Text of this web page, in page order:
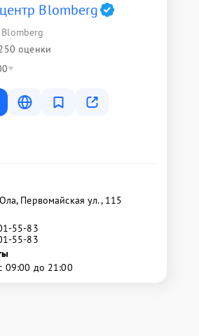
Blomberg
оценки
Первомайская ул., 115
55-83
55-83
09:00 до 21:00